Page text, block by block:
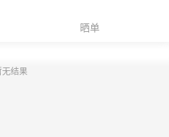
晒单
无结果